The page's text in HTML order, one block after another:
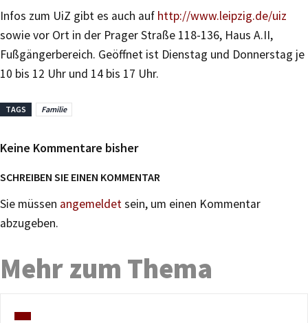
Infos zum UiZ gibt es auch auf http://www.leipzig.de/uiz
sowie vor Ort in der Prager Straße 118-136, Haus A.II,
Fußgängerbereich. Geöffnet ist Dienstag und Donnerstag je
10 bis 12 Uhr und 14 bis 17 Uhr.
TAGS Familie
Keine Kommentare bisher
SCHREIBEN SIE EINEN KOMMENTAR
Sie müssen angemeldetsein, um einen Kommentar
abzugeben.
Mehr zum Thema